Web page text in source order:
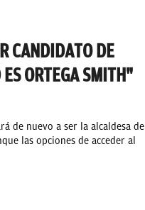
CANDIDATO DE
ORTEGA SMITH"
de nuevo a ser la alcaldesa de
las opciones de acceder al